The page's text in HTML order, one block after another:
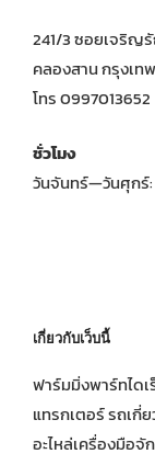
241/3 ซอยเจริญ
คลองสาน กรุงเท
โทร 0997013652
ชั่วโมง
วันจันทร์—วันศุกร์
เกี่ยวกับเว็บนี้
ฟาร์มมิ่งพาร์ทไดเ
แทรกเตอร์ รถเกี่
อะไหล่เครื่องมือจั